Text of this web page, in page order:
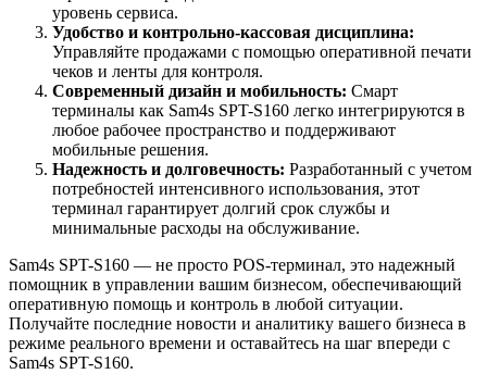
уровень сервиса.
Удобство и контрольно-кассовая дисциплина:
Управляйте продажами с помощью оперативной печати
чеков и ленты для контроля.
Современный дизайн и мобильность: Смарт
терминалы как Sam4s SPT-S160 легко интегрируются в
любое рабочее пространство и поддерживают
мобильные решения.
Надежность и долговечность: Разработанный с учетом
потребностей интенсивного использования, этот
терминал гарантирует долгий срок службы и
минимальные расходы на обслуживание.
Sam4s SPT-S160 — не просто POS-терминал, это надежный
помощник в управлении вашим бизнесом, обеспечивающий
оперативную помощь и контроль в любой ситуации.
Получайте последние новости и аналитику вашего бизнеса в
режиме реального времени и оставайтесь на шаг впереди с
Sam4s SPT-S160.